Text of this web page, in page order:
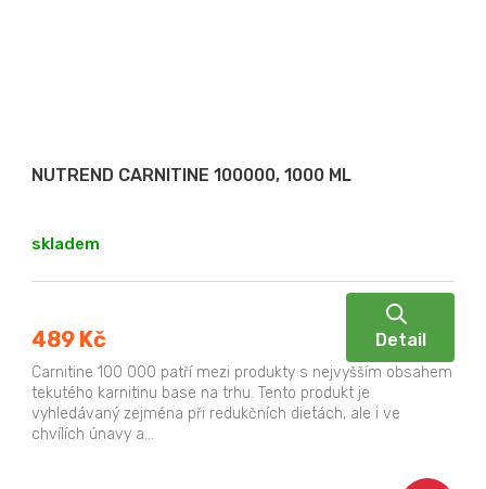
NUTREND CARNITINE 100000, 1000 ML
skladem
489 Kč Detail
Carnitine 100 000 patří mezi produkty s nejvyšším obsahem
tekutého karnitinu base na trhu. Tento produkt je
vyhledávaný zejména při redukčních dietách, ale i ve
chvílích únavy a...